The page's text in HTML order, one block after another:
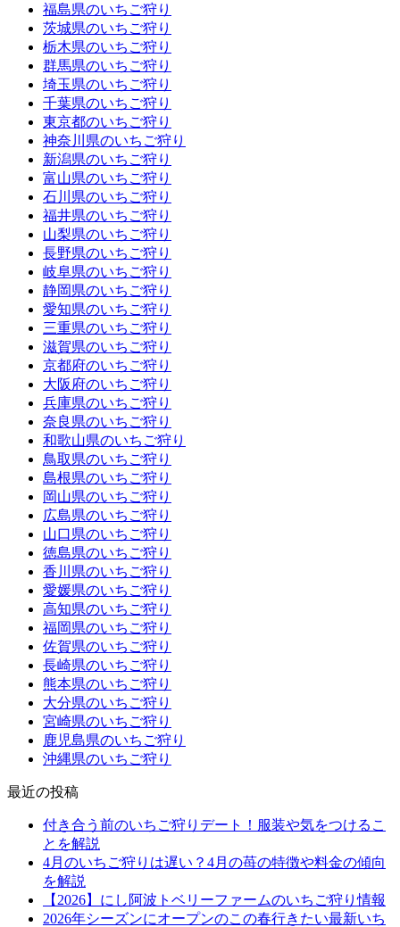
福島県のいちご狩り
茨城県のいちご狩り
栃木県のいちご狩り
群馬県のいちご狩り
埼玉県のいちご狩り
千葉県のいちご狩り
東京都のいちご狩り
神奈川県のいちご狩り
新潟県のいちご狩り
富山県のいちご狩り
石川県のいちご狩り
福井県のいちご狩り
山梨県のいちご狩り
長野県のいちご狩り
岐阜県のいちご狩り
静岡県のいちご狩り
愛知県のいちご狩り
三重県のいちご狩り
滋賀県のいちご狩り
京都府のいちご狩り
大阪府のいちご狩り
兵庫県のいちご狩り
奈良県のいちご狩り
和歌山県のいちご狩り
鳥取県のいちご狩り
島根県のいちご狩り
岡山県のいちご狩り
広島県のいちご狩り
山口県のいちご狩り
徳島県のいちご狩り
香川県のいちご狩り
愛媛県のいちご狩り
高知県のいちご狩り
福岡県のいちご狩り
佐賀県のいちご狩り
長崎県のいちご狩り
熊本県のいちご狩り
大分県のいちご狩り
宮崎県のいちご狩り
鹿児島県のいちご狩り
沖縄県のいちご狩り
最近の投稿
付き合う前のいちご狩りデート！服装や気をつけるこ
とを解説
4月のいちご狩りは遅い？4月の苺の特徴や料金の傾向
を解説
【2026】にし阿波トベリーファームのいちご狩り情報
2026年シーズンにオープンのこの春行きたい最新いち